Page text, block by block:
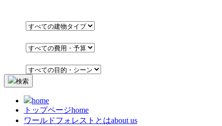
検索
home
トップページhome
ワールドフォレストとはabout us